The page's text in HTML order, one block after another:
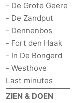
Zwin
- De Grote Geere
- De Zandput
- Dennenbos
- Fort den Haak
- In De Bongerd
- Westhove
Last minutes
ZIEN & DOEN